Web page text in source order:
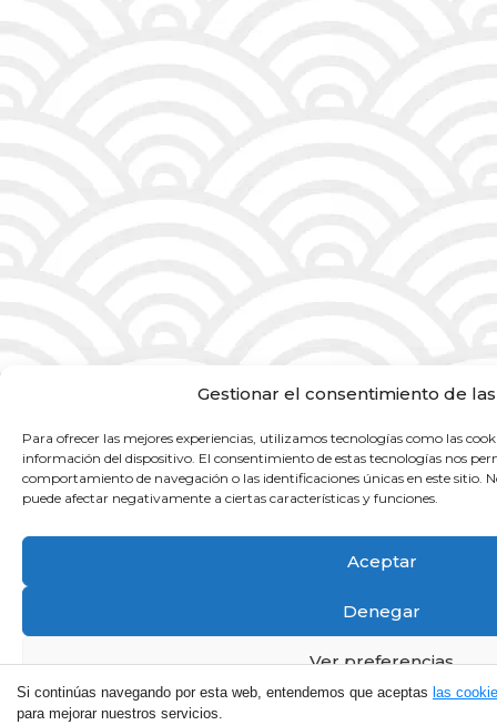
Gestionar el consentimiento de
Para ofrecer las mejores experiencias, utilizamos tecnologías como las
información del dispositivo. El consentimiento de estas tecnologías nos
comportamiento de navegación o las identificaciones únicas en este sitio.
puede afectar negativamente a ciertas características y funciones.
Aceptar
Denegar
Ver preferencias
Política de cookies
Si continúas navegando por esta web, entendemos que aceptas las
para mejorar nuestros servicios.